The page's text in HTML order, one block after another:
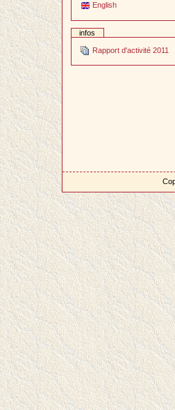
English
infos
Rapport d'activité 2011